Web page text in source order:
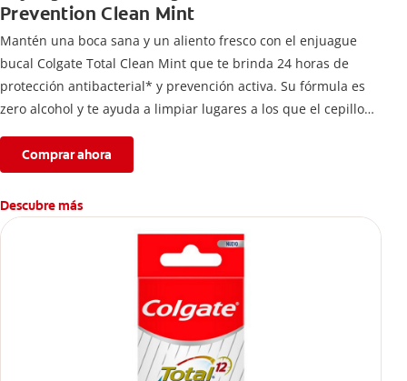
Prevention Clean Mint
Mantén una boca sana y un aliento fresco con el enjuague
bucal Colgate Total Clean Mint que te brinda 24 horas de
protección antibacterial* y prevención activa. Su fórmula es
zero alcohol y te ayuda a limpiar lugares a los que el cepillo
Comprar ahora
Descubre más